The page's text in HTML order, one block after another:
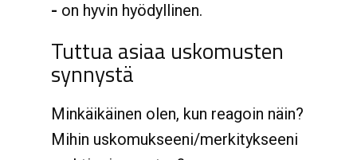
- on hyvin hyödyllinen.
Tuttua asiaa uskomusten
synnystä
Minkäikäinen olen, kun reagoin näin?
Mihin uskomukseeni/merkitykseeni